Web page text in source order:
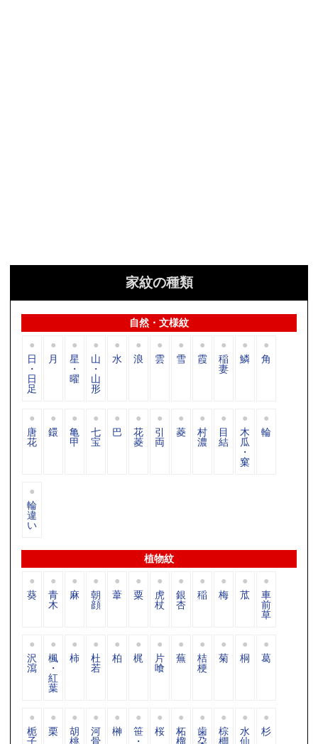
家紋の種類
自然・文様紋
日
・
日
足
月 星
・
曜
山
・
山
形
水 浪 雲 雪 霞 稲
妻
鱗 角
唐
花
鐶 亀
甲
七
宝
巴 花
菱
引
両
菱 村
濃
目
結
木
瓜
・
窠
輪
輪
違
い
植物紋
葵 青
木
麻 朝
顔
葦 粟 虎
杖
銀
杏
稲 梅 苽 車
前
草
沢
瀉
楓
・
紅
葉
柿 杜
若
柏 梶 片
喰
蕪 桔
梗
菊 桐 葛
栀
子
栗 胡
桃
河
骨
榊 笹
・
桜 柘
榴
歯
朶
棕
櫚
水
仙
杉